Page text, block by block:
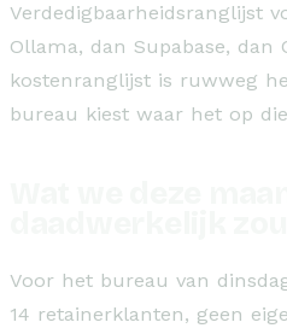
Verdedigbaarheidsranglijst
Ollama, dan Supabase, dan
kostenranglijst is ruwweg
bureau kiest waar het op
Voor het bureau van
14 retainerklanten, geen